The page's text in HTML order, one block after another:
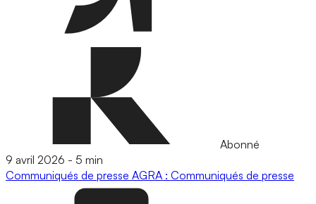
Abonné
9 avril 2026 - 5 min
Communiqués de presse AGRA : Communiqués de presse